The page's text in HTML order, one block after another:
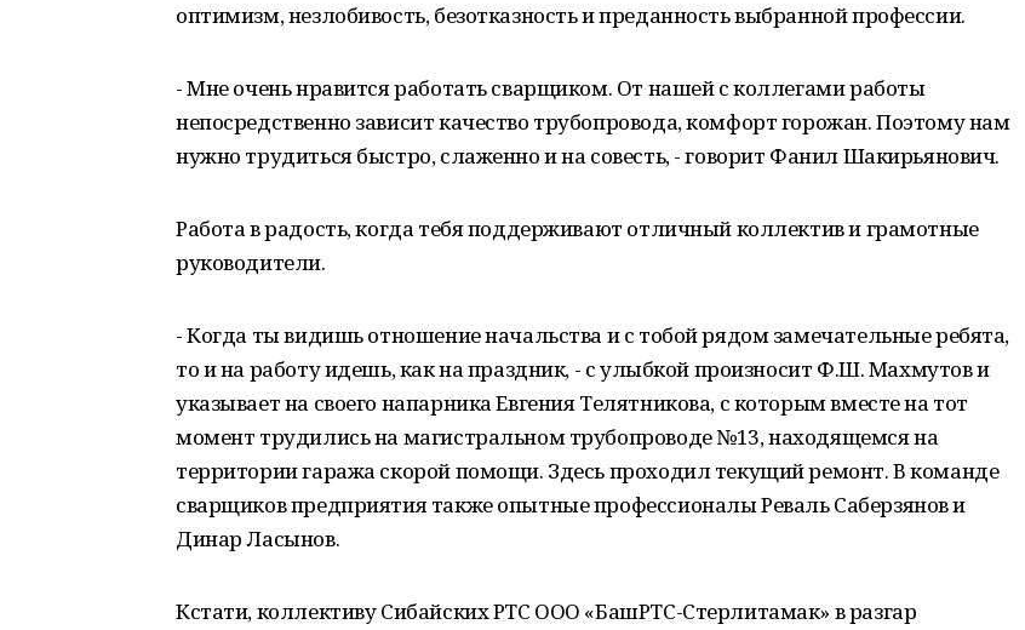
оптимизм, незлобивость, безотказность и преданность выбранной профессии.
- Мне очень нравится работать сварщиком. От нашей с коллегами работы
непосредственно зависит качество трубопровода, комфорт горожан. Поэтому нам
нужно трудиться быстро, слаженно и на совесть, - говорит Фанил Шакирьянович.
Работа в радость, когда тебя поддерживают отличный коллектив и грамотные
руководители.
- Когда ты видишь отношение начальства и с тобой рядом замечательные ребята,
то и на работу идешь, как на праздник, - с улыбкой произносит Ф.Ш. Махмутов и
указывает на своего напарника Евгения Телятникова, с которым вместе на тот
момент трудились на магистральном трубопроводе №13, находящемся на
территории гаража скорой помощи. Здесь проходил текущий ремонт. В команде
сварщиков предприятия также опытные профессионалы Реваль Саберзянов и
Динар Ласынов.
Кстати, коллективу Сибайских РТС ООО «БашРТС-Стерлитамак» в разгар